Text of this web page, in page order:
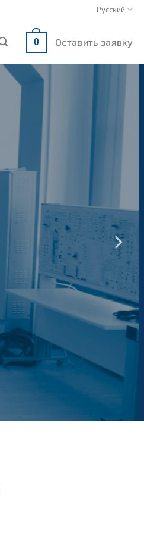
Русский
0 Оставить заявку